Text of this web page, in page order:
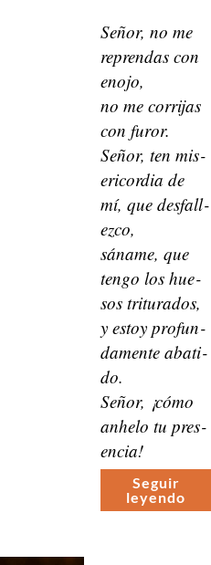
Señor, no me
repren­das con
eno­jo,
no me cor­ri­jas
con furor.
Señor, ten mis­
eri­cor­dia de
mí, que des­fall­
ez­co,
sáname, que
ten­go los hue­
sos trit­u­ra­dos,
y estoy pro­fun­
da­mente abati­
do.
Señor, ¡cómo
anh­elo tu pres­
en­cia!
Seguir
leyen­do